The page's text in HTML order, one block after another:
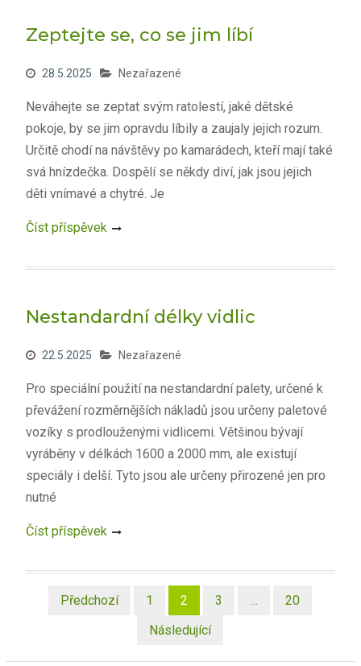
Zeptejte se, co se jim líbí
28.5.2025 Nezařazené
Neváhejte se zeptat svým ratolestí, jaké dětské
pokoje, by se jim opravdu líbily a zaujaly jejich rozum.
Určitě chodí na návštěvy po kamarádech, kteří mají také
svá hnízdečka. Dospělí se někdy diví, jak jsou jejich
děti vnímavé a chytré. Je
Číst příspěvek
Nestandardní délky vidlic
22.5.2025 Nezařazené
Pro speciální použití na nestandardní palety, určené k
převážení rozměrnějších nákladů jsou určeny paletové
vozíky s prodlouženými vidlicemi. Většinou bývají
vyráběny v délkách 1600 a 2000 mm, ale existují
speciály i delší. Tyto jsou ale určeny přirozené jen pro
nutné
Číst příspěvek
Stránkování
Předchozí 1 2 3
20
Následující